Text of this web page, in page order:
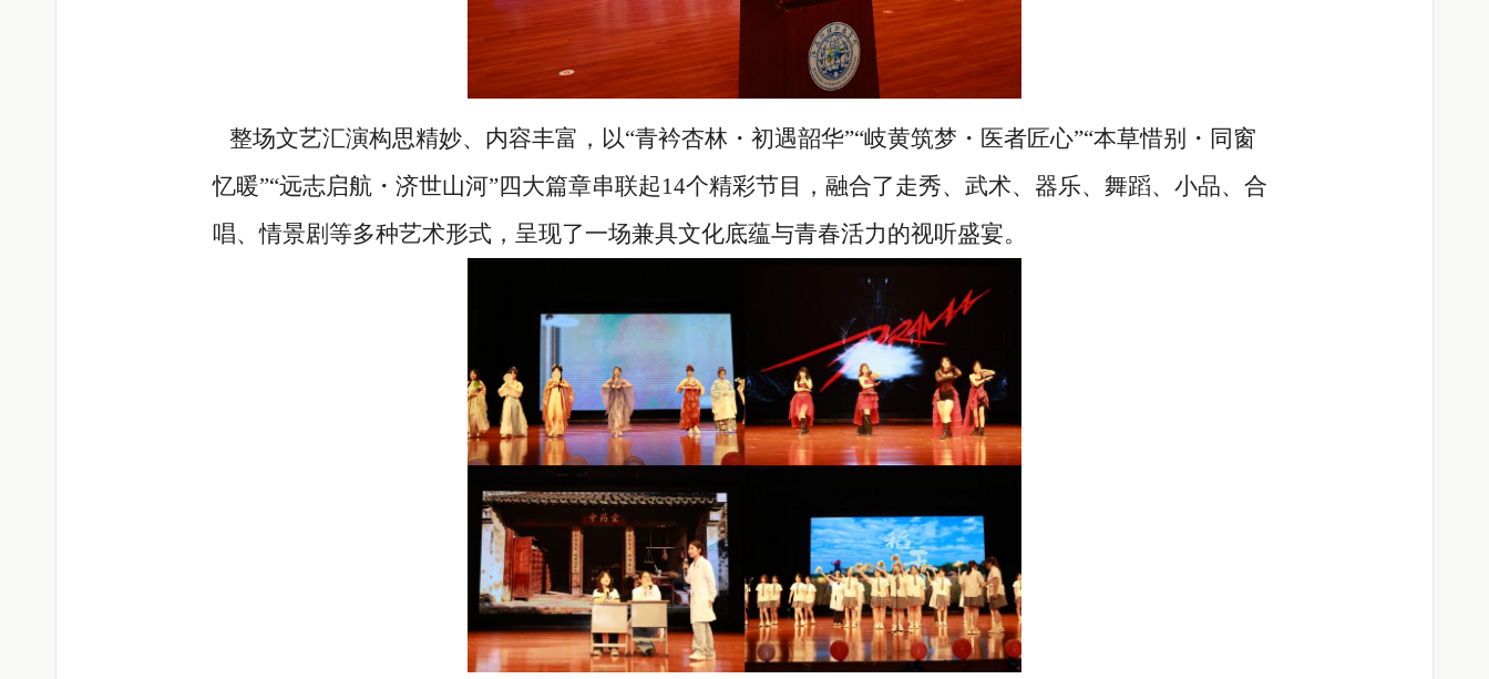
整场文艺汇演构思精妙、内容丰富，以“青衿杏林・初遇韶华”“岐黄筑梦・医者匠心”“本草惜别・同窗
忆暖”“远志启航・济世山河”四大篇章串联起14个精彩节目，融合了走秀、武术、器乐、舞蹈、小品、合
唱、情景剧等多种艺术形式，呈现了一场兼具文化底蕴与青春活力的视听盛宴。